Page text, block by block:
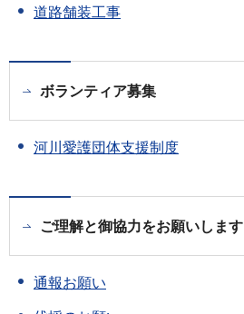
道路舗装工事
ボランティア募集
河川愛護団体支援制度
ご理解と御協力をお願いします
通報お願い